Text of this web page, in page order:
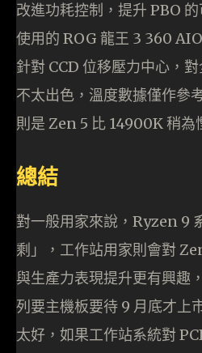
改進功耗控制，提升 PBO
使用的 ROG 龍王 3 360
針對 CCD 位移壓力中心，
不太出色，溫度數據僅作參
則是 Zen 5 比 14900K 稍為
總結
對一般用家來說，Ryzen 9
剩」，工作站用家則會對
與生產力表現提升更有興趣
列要主機板要待 9 月底才上
太好，如果工作站系統對